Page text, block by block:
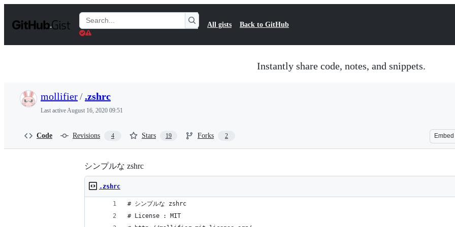
t
Search
Gists
All gists Back to GitHub
Instantly share code, notes, and snippets.
mollifier/ .zshrc
Last activeAugust 16, 2020 09:51
Code Revisions 4 Stars 19 Forks 2 Embed
シンプルな zshrc
.zshrc
# シンプルな zshrc
# License : MIT